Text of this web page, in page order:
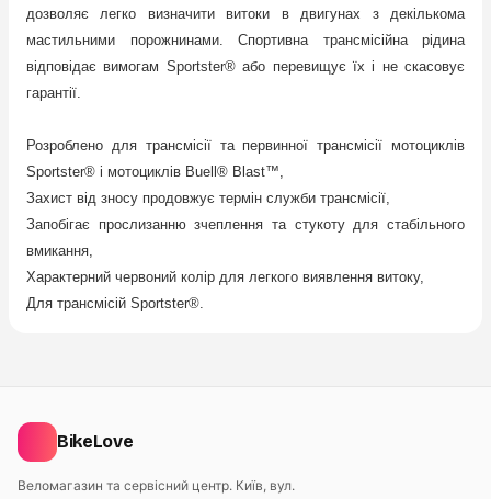
дозволяє легко визначити витоки в двигунах з декількома
мастильними порожнинами. Спортивна трансмісійна рідина
відповідає вимогам Sportster® або перевищує їх і не скасовує
гарантії.
Розроблено для трансмісії та первинної трансмісії мотоциклів
Sportster® і мотоциклів Buell® Blast™,
Захист від зносу продовжує термін служби трансмісії,
Запобігає прослизанню зчеплення та стукоту для стабільного
вмикання,
Характерний червоний колір для легкого виявлення витоку,
Для трансмісій Sportster®.
BikeLove
Веломагазин та сервісний центр. Київ, вул.